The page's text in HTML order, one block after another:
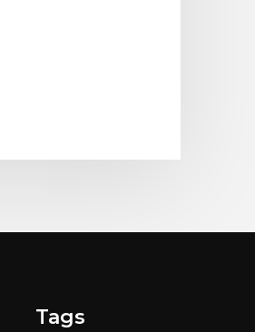
Tags